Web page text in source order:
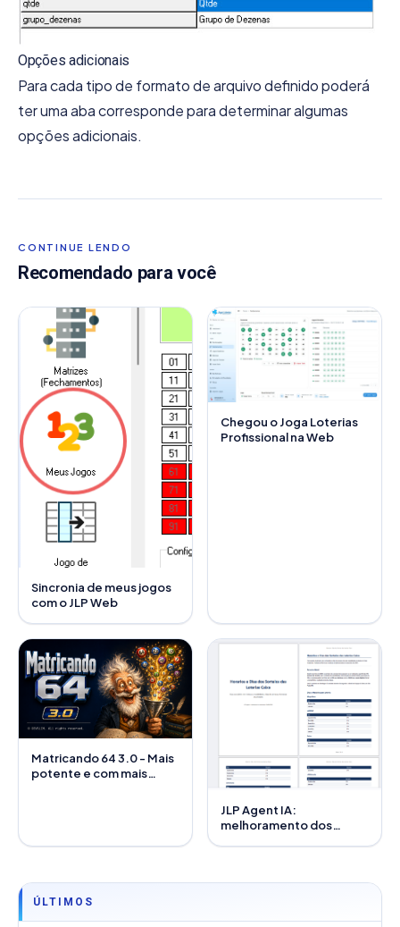
Opções adicionais
Para cada tipo de formato de arquivo definido poderá
ter uma aba corresponde para determinar algumas
opções adicionais.
CONTINUE LENDO
Recomendado para você
Sincronia de meus jogos
com o JLP Web
Chegou o Joga Loterias
Profissional na Web
Matricando 64 3.0 - Mais
potente e com mais
JLP Agent IA:
melhoramento dos
ÚLTIMOS